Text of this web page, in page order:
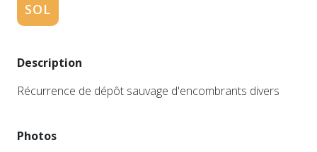
SOL
Description
Récurrence de dépôt sauvage d'encombrants divers
Photos